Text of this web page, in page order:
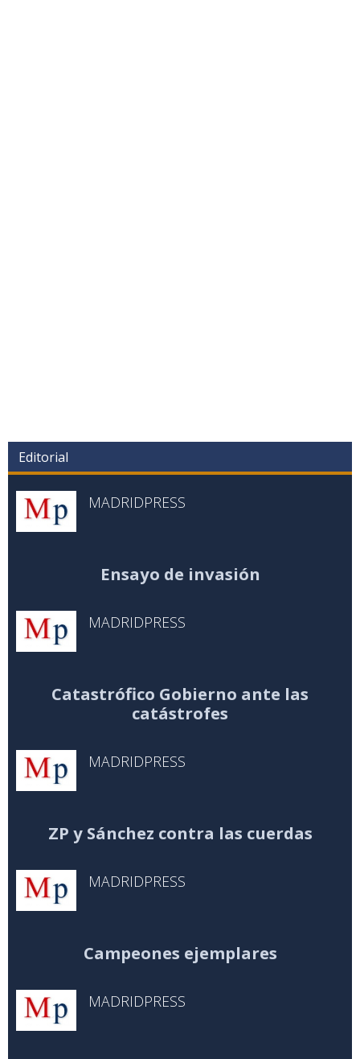
Editorial
MADRIDPRESS
Ensayo de invasión
MADRIDPRESS
Catastrófico Gobierno ante las
catástrofes
MADRIDPRESS
ZP y Sánchez contra las cuerdas
MADRIDPRESS
Campeones ejemplares
MADRIDPRESS